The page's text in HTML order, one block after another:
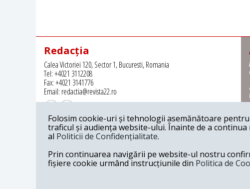
Redacția
Calea Victoriei 120, Sector 1, Bucuresti, Romania
Tel: +4021 3112208
Fax: +4021 3141776
Email: redactia@revista22.ro
Revista 22 este editata de
Folosim cookie-uri și tehnologii asemănătoare
traficul și audiența website-ului. Înainte de a
al Politicii de Confidențialitate.
Prin continuarea navigării pe website-ul nostru
fișiere cookie urmând instrucțiunile din Politica de